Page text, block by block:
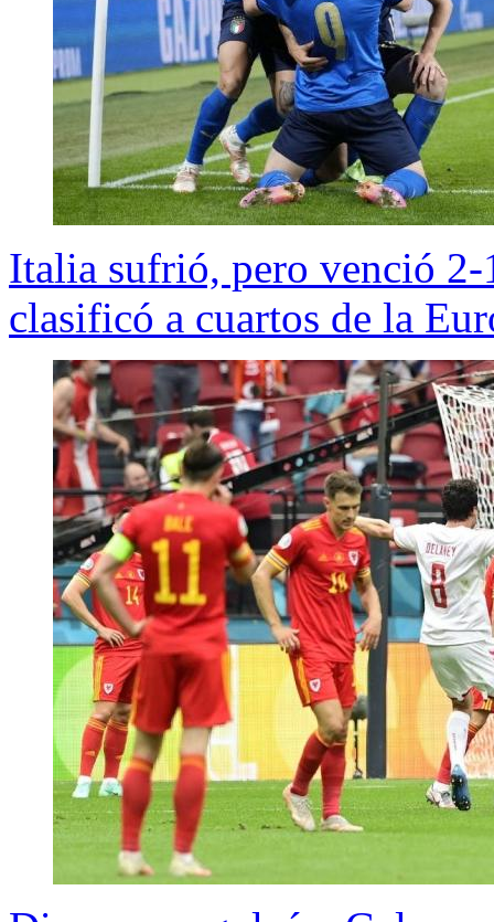
Italia sufrió, pero venció
clasificó a cuartos de la